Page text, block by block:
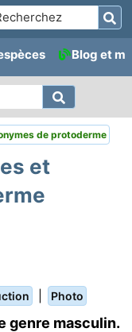
Blog et
de protoderme
et
Photo
genre masculin.